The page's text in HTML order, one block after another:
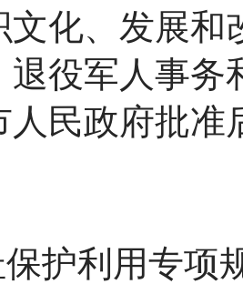
文化、发展和
退役军人事务
人民政府批准
护利用专项